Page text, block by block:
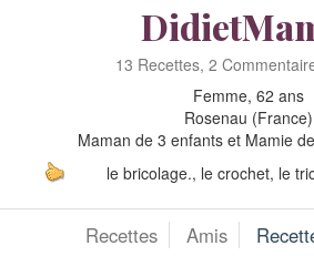
13 Recettes, 2
Femme, 62 ans
Rosenau (France)
Maman de 3 enfants et Mamie
le bricolage., le crochet, le
Recettes Amis